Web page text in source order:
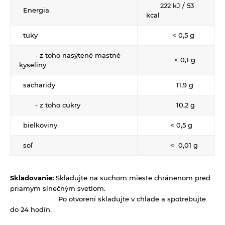
Olejniny
Pseudoobilniny
Semienka na nakličovanie
Strukoviny
Bezlepok - Low Carb - Keto
Čokolády, cukríky, lízatká
Doplnky stravy
Éterické oleje na kulinárske účely
Keramické slniečko
Literatúra
Propagačný materiál
Tašky, vrecká
Energia
222 kJ / 53
kcal
tuky < 0,5 g
- z toho nasýtené mastné
kyseliny
< 0,1 g
sacharidy 11,9 g
- z toho cukry 10,2 g
bielkoviny < 0,5 g
soľ < 0,01 g
Skladovanie: Skladujte na suchom mieste chránenom pred
priamym slnečným svetlom.
Po otvorení skladujte v chlade a spotrebujte
do 24 hodín.